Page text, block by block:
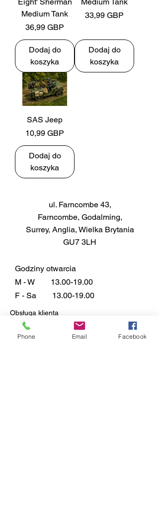
Medium Tank
Cena
36,99 GBP
Dodaj do
koszyka
Cena
33,99 GBP
Dodaj do
koszyka
SAS Jeep
Cena
10,99 GBP
Dodaj do
koszyka
ul. Farncombe 43,
Farncombe, Godalming,
Surrey, Anglia, Wielka Brytania
GU7 3LH
Godziny otwarcia
M - W
13.00-19.00
F - Sa
13.00-19.00
Obsługa klienta
01483 424666
01483 424666
Phone Email Facebook